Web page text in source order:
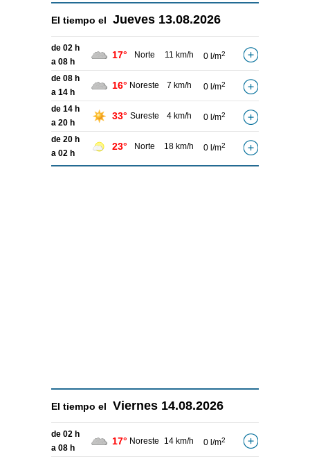
El tiempo el Jueves 13.08.2026
de 02 h
a 08 h
17° Norte 11 km/h 0 l/m2
de 08 h
a 14 h
16° Noreste 7 km/h 0 l/m2
de 14 h
a 20 h
33° Sureste 4 km/h 0 l/m2
de 20 h
a 02 h
23° Norte 18 km/h 0 l/m2
El tiempo el Viernes 14.08.2026
de 02 h
a 08 h
17° Noreste 14 km/h 0 l/m2